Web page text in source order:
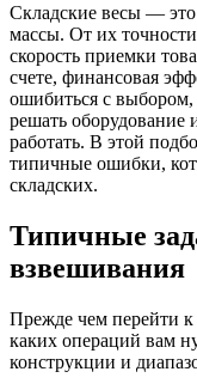
Складские весы — это
массы. От их
скорость приемки
счете, финансовая
ошибиться с выбором,
решать оборудование
работать. В этой
типичные ошибки,
складских.
Типичные
взвешивания
Прежде чем перейти к
каких операций вам
конструкции и